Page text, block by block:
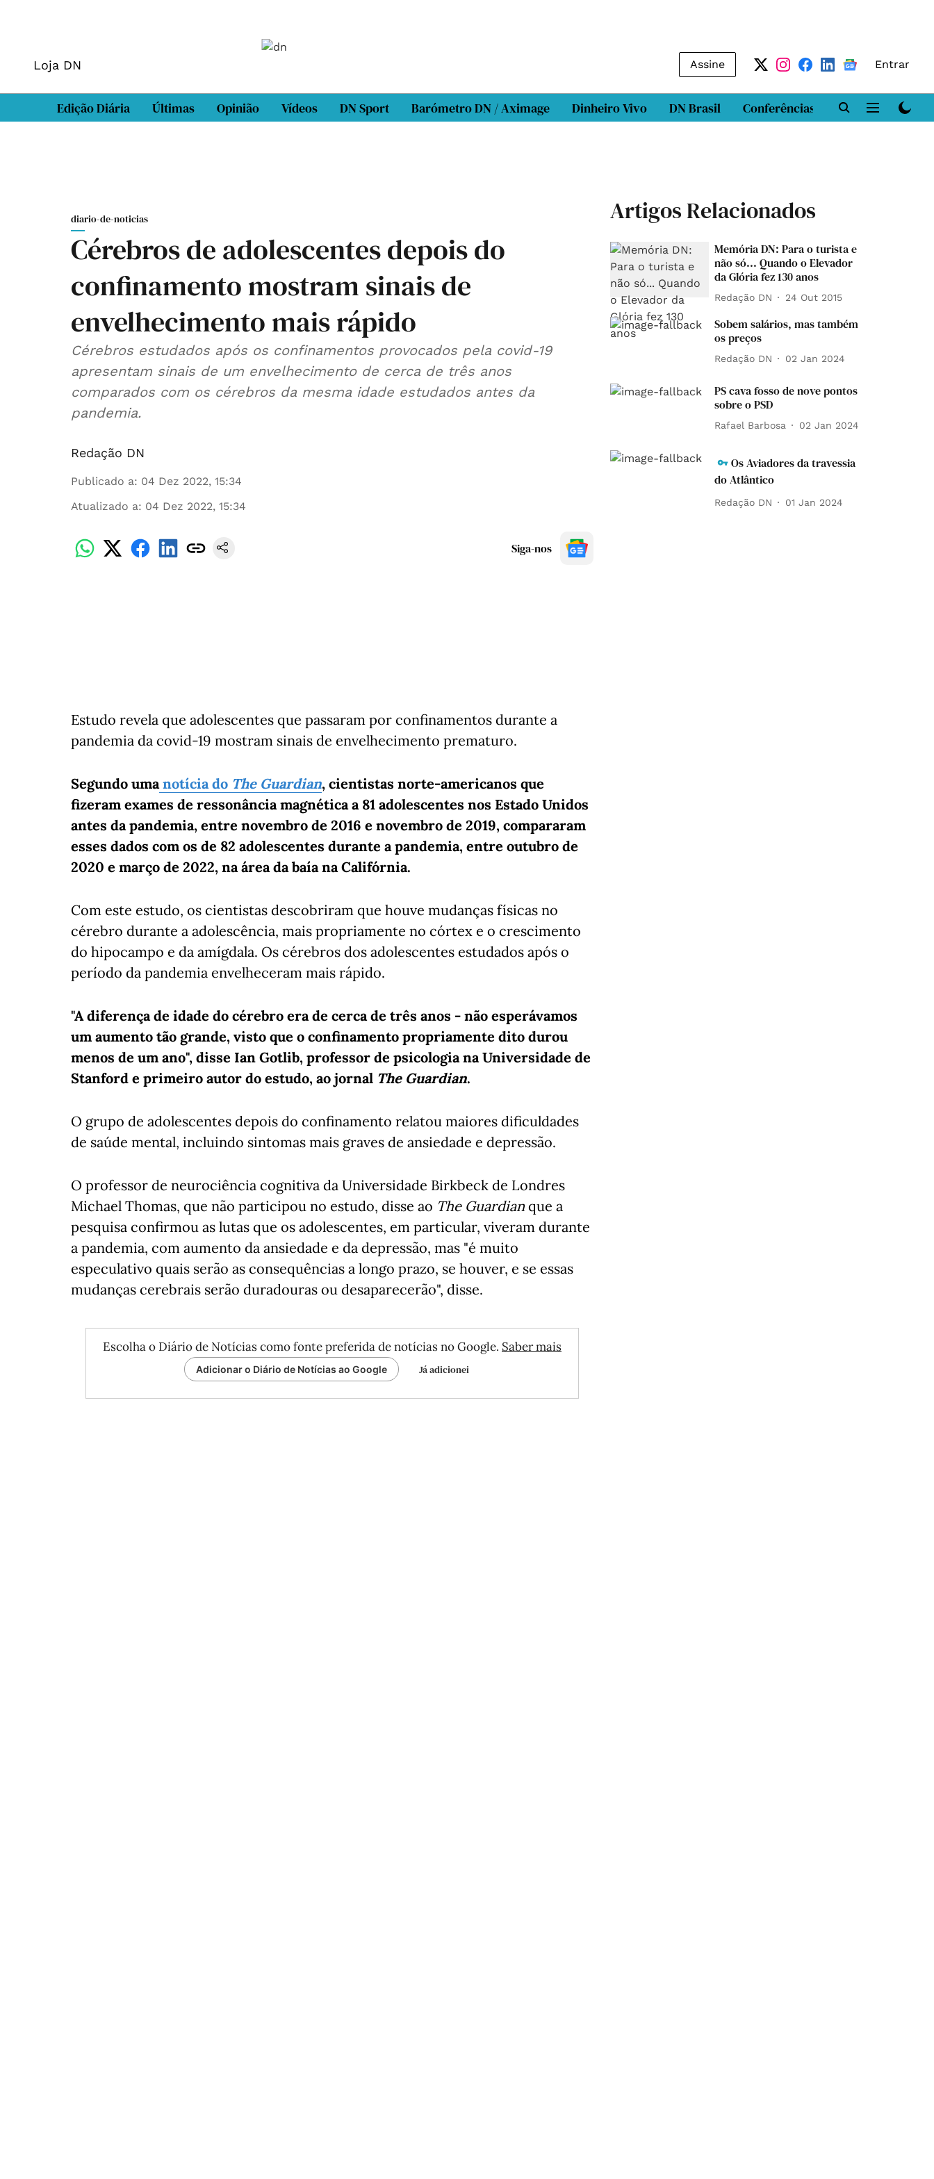
Loja DN Assine Entrar
Edição Diária Últimas Opinião Vídeos DN Sport Barómetro DN / Aximage Dinheiro Vivo DN Brasil Conferências DN LAB
diario-de-noticias
Cérebros de adolescentes depois do
confinamento mostram sinais de
envelhecimento mais rápido
Cérebros estudados após os confinamentos provocados pela covid-19
apresentam sinais de um envelhecimento de cerca de três anos
comparados com os cérebros da mesma idade estudados antes da
pandemia.
Redação DN
Publicado a: 04 Dez 2022, 15:34
Atualizado a: 04 Dez 2022, 15:34
Siga-nos
Estudo revela que adolescentes que passaram por confinamentos durante a
pandemia da covid-19 mostram sinais de envelhecimento prematuro.
Segundo umanotícia do The Guardian, cientistas norte-americanos que
fizeram exames de ressonância magnética a 81 adolescentes nos Estado Unidos
antes da pandemia, entre novembro de 2016 e novembro de 2019, compararam
esses dados com os de 82 adolescentes durante a pandemia, entre outubro de
2020 e março de 2022, na área da baía na Califórnia.
Com este estudo, os cientistas descobriram que houve mudanças físicas no
cérebro durante a adolescência, mais propriamente no córtex e o crescimento
do hipocampo e da amígdala. Os cérebros dos adolescentes estudados após o
período da pandemia envelheceram mais rápido.
"A diferença de idade do cérebro era de cerca de três anos - não esperávamos
um aumento tão grande, visto que o confinamento propriamente dito durou
menos de um ano", disse Ian Gotlib, professor de psicologia na Universidade de
Stanford e primeiro autor do estudo, ao jornal The Guardian.
O grupo de adolescentes depois do confinamento relatou maiores dificuldades
de saúde mental, incluindo sintomas mais graves de ansiedade e depressão.
O professor de neurociência cognitiva da Universidade Birkbeck de Londres
Michael Thomas, que não participou no estudo, disse ao The Guardian que a
pesquisa confirmou as lutas que os adolescentes, em particular, viveram durante
a pandemia, com aumento da ansiedade e da depressão, mas "é muito
especulativo quais serão as consequências a longo prazo, se houver, e se essas
mudanças cerebrais serão duradouras ou desaparecerão", disse.
Escolha o Diário de Notícias como fonte preferida de notícias no Google. Saber mais
Adicionar o Diário de Notícias ao Google Já adicionei
Artigos Relacionados
Memória DN: Para o turista e
não só... Quando o Elevador
da Glória fez 130 anos
Redação DN 24 Out 2015
Sobem salários, mas também
os preços
Redação DN 02 Jan 2024
PS cava fosso de nove pontos
sobre o PSD
Rafael Barbosa 02 Jan 2024
Os Aviadores da travessia
do Atlântico
Redação DN 01 Jan 2024